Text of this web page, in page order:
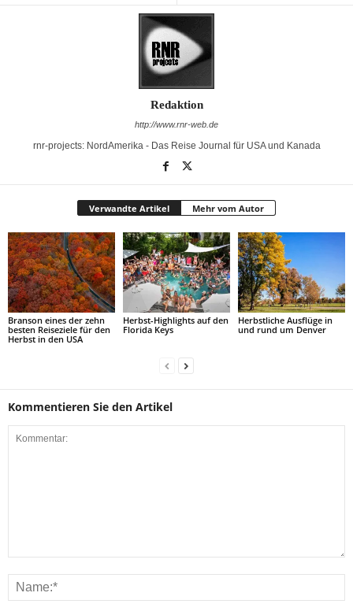
Redaktion
http://www.rnr-web.de
rnr-projects: NordAmerika - Das Reise Journal für USA und Kanada
Verwandte Artikel Mehr vom Autor
Branson eines der zehn
besten Reiseziele für den
Herbst in den USA
Herbst-Highlights auf den
Florida Keys
Herbstliche Ausflüge in
und rund um Denver
Kommentieren Sie den Artikel